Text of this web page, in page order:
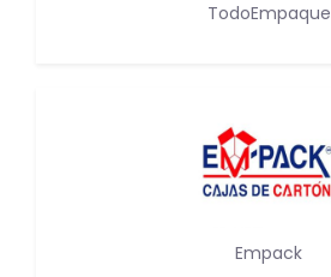
TodoEmpaque
Empack